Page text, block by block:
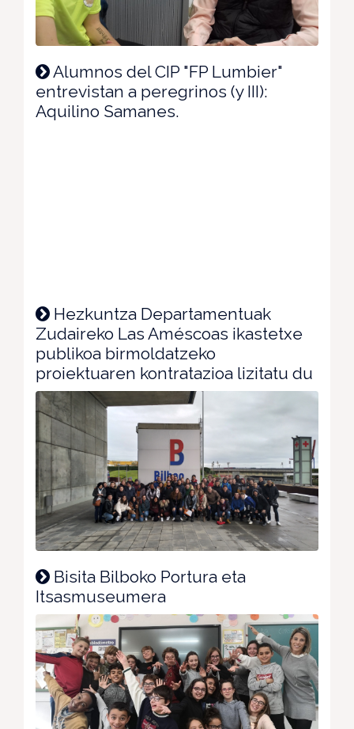
Alumnos del CIP "FP Lumbier"
entrevistan a peregrinos (y III):
Aquilino Samanes.
Hezkuntza Departamentuak
Zudaireko Las Améscoas ikastetxe
publikoa birmoldatzeko
proiektuaren kontratazioa lizitatu du
Bisita Bilboko Portura eta
Itsasmuseumera